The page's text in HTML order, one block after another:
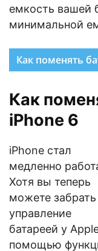
емкость вашей
минимальной
Как поменять
Как
iPhone 6
iPhone стал
медленно
Хотя вы теперь
можете забрать
управление
батареей у
помощью